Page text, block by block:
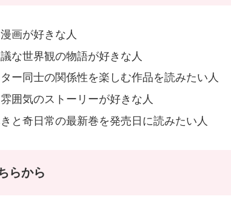
画が好きな人
な世界観の物語が好きな人
ー同士の関係性を楽しむ作品を読みたい人
囲気のストーリーが好きな人
と奇日常の最新巻を発売日に読みたい人
らから